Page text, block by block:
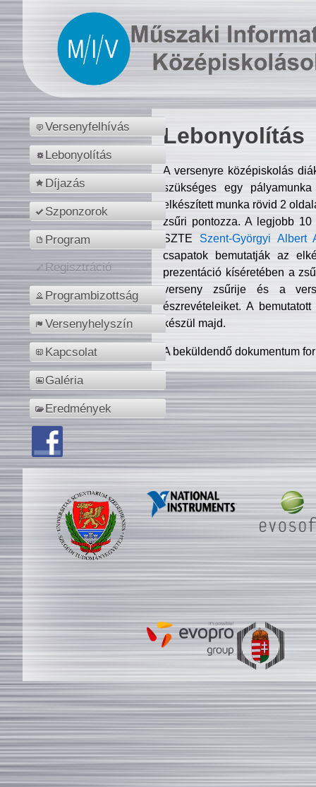
Versenyfelhívás
Lebonyolítás
Díjazás
Szponzorok
Program
Regisztráció
Programbizottság
Versenyhelyszín
Kapcsolat
Galéria
Eredmények
Lebonyolítás
A versenyre középiskolás
szükséges egy
elkészített munka rövid 2
zsűri pontozza. A legjobb
SZTE Szent-Györgyi Albert
csapatok bemutatják az
prezentáció kíséretében a
verseny zsűrije és a
észrevételeiket. A
készül majd.
A beküldendő dokumentum